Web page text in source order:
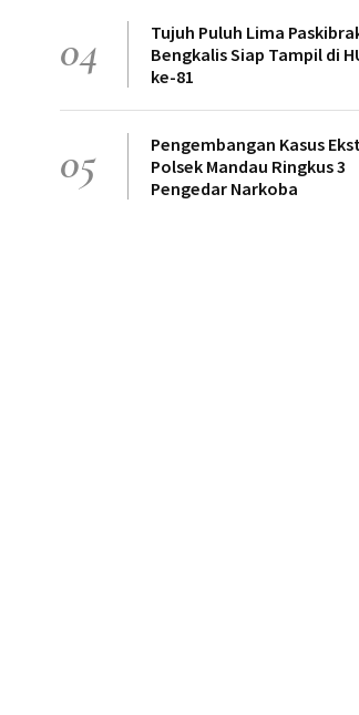
04
Tujuh Puluh Lima
Bengkalis Siap Tampil di
ke-81
05
Pengembangan Kasus
Polsek Mandau Ringkus 3
Pengedar Narkoba